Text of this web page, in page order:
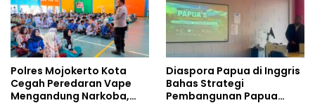
Polres Mojokerto Kota
Cegah Peredaran Vape
Mengandung Narkoba,
Diaspora Papua di Inggris
Bahas Strategi
Pembangunan Papua